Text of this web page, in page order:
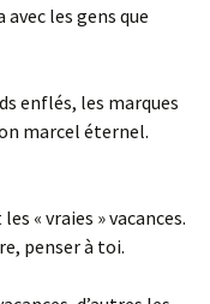
les gens que
enflés, les marques
marcel éternel.
« vraies » vacances.
penser à toi.